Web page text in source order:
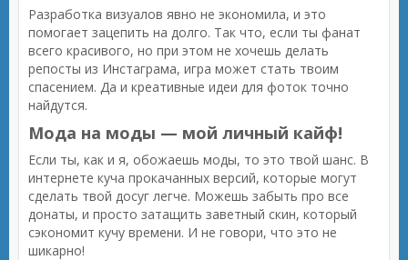
Разработка визуалов явно не экономила, и это
помогает зацепить на долго. Так что, если ты фанат
всего красивого, но при этом не хочешь делать
репосты из Инстаграма, игра может стать твоим
спасением. Да и креативные идеи для фоток точно
найдутся.
Мода на моды — мой личный кайф!
Если ты, как и я, обожаешь моды, то это твой шанс. В
интернете куча прокачанных версий, которые могут
сделать твой досуг легче. Можешь забыть про все
донаты, и просто затащить заветный скин, который
сэкономит кучу времени. И не говори, что это не
шикарно!